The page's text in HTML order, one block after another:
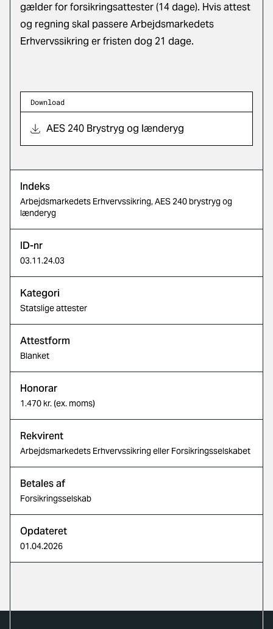
gælder for forsikringsattester (14 dage). Hvis attest
og regning skal passere Arbejdsmarkedets
Erhvervssikring er fristen dog 21 dage.
Download
AES 240 Brystryg og lænderyg
Indeks
Arbejdsmarkedets Erhvervssikring, AES 240 brystryg og
lænderyg
ID-nr
03.11.24.03
Kategori
Statslige attester
Attestform
Blanket
Honorar
1.470 kr. (ex. moms)
Rekvirent
Arbejdsmarkedets Erhvervssikring eller Forsikringsselskabet
Betales af
Forsikringsselskab
Opdateret
01.04.2026